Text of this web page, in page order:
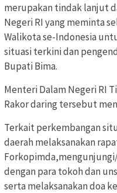
merupakan tindak lanjut
Negeri RI yang meminta
Walikota se-Indonesia
situasi terkini dan
Bupati Bima.
Menteri Dalam Negeri RI
Rakor daring tersebut
Terkait perkembangan
daerah melaksanakan
dengan para tokoh dan
serta melaksanakan doa